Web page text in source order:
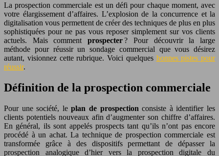
La prospection commerciale est un défi pour chaque moment, avec
votre élargissement d’affaires. L’explosion de la concurrence et la
digitalisation vous permettent de créer des techniques de plus en plus
sophistiquées pour ne pas vous reposer simplement sur vos clients
actuels. Mais commentprospecter? Pour découvrir la large
méthode pour réussir un sondage commercial que vous désirez
autant, visionnez cette rubrique. Voici quelques bonnes pistes pour
réussir.
Définition de la prospection commerciale
Pour une société, leplan de prospectionconsiste à identifier les
clients potentiels nouveaux afin d’augmenter son chiffre d’affaires.
En général, ils sont appelés prospects tant qu’ils n’ont pas encore
procédé à un achat. La technique de prospection commerciale est
transformée grâce à des dispositifs permettant de dépasser la
prospection analogique d’hier vers la prospection digitale du